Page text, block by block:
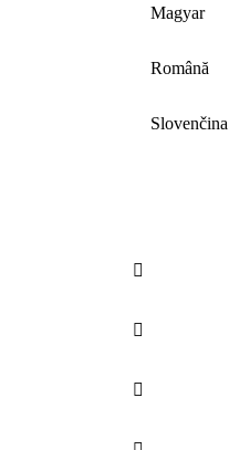
Magyar
Română
Slovenčina


